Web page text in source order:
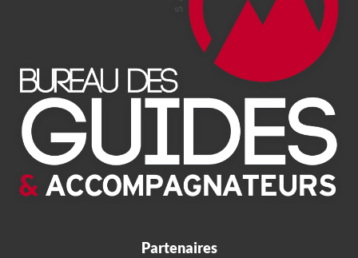
Partenaires